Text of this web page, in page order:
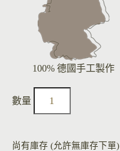
100% 德國手工製作
尚有庫存 (允許無庫存下單)